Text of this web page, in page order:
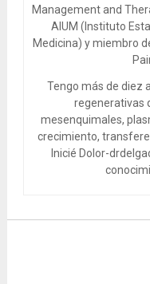
Management and
AIUM (Instituto
Medicina) y miembro
Tengo más de diez
regenerativas
mesenquimales,
crecimiento,
Inicié Dolor-